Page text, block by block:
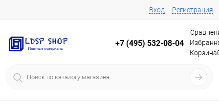
Вход Регистрация
+7 (495) 532-08-04
Корзина